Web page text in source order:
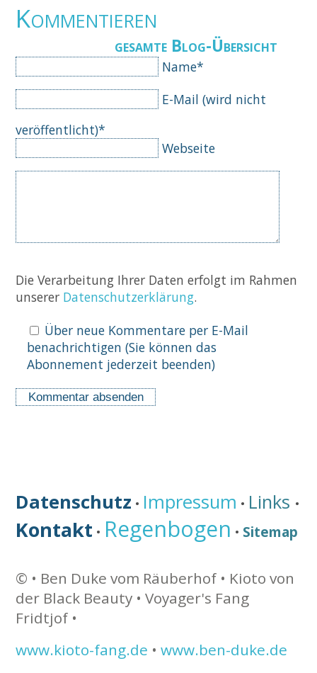
Kommentieren
gesamte Blog-Übersicht
Pflichtfeld
Name*
Pflichtfeld
E-Mail (wird nicht
veröffentlicht)*
Webseite
Die Verarbeitung Ihrer Daten erfolgt im Rahmen
unserer Datenschutzerklärung.
Über neue Kommentare per E-Mail
benachrichtigen (Sie können das
Abonnement jederzeit beenden)
Datenschutz • Impressum • Links •
Kontakt • Regenbogen • Sitemap
© • Ben Duke vom Räuberhof • Kioto von
der Black Beauty • Voyager's Fang
Fridtjof •
www.kioto-fang.de •www.ben-duke.de